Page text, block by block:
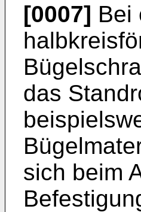
[0007] Bei
das
sich beim